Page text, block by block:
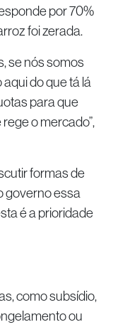
por 70%
foi zerada.
se nós somos
do que tá lá
para que
o mercado”,
formas de
governo essa
é a prioridade
como subsídio,
ou